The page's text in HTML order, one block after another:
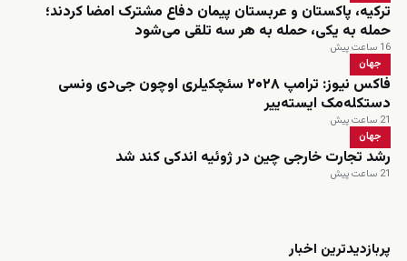
ترکیه، پاکستان و عربستان پیمان دفاع مشترک امضا کردند؛
حمله به یکی، حمله به هر سه تلقی می‌شود
16 ساعت پیش
جهان
فاکس نیوز: ترامپ ۲۰۲۸ سئچکیلری اوچون جی‌دی ونسی
دستکله‌مک ایسته‌ییر
21 ساعت پیش
جهان
رشد تجارت خارجی چین در ژوئیه اندکی کند شد
21 ساعت پیش
پربازدیدترین اخبار